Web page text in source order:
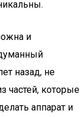
и
назад, не
частей, которые
аппарат и